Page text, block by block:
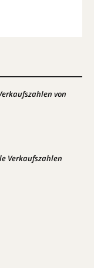
von
Verkaufszahlen